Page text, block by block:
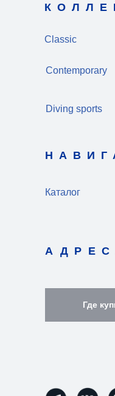
Каталог
Diving sports
Contemporary
Classic
Где